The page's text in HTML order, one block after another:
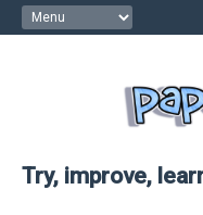
Try, improve,